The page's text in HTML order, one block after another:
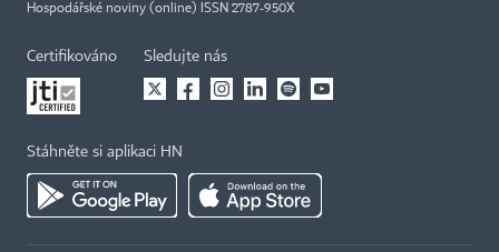
Hospodářské noviny (online) ISSN 2787-950X
Certifikováno Sledujte nás
Stáhněte si aplikaci HN